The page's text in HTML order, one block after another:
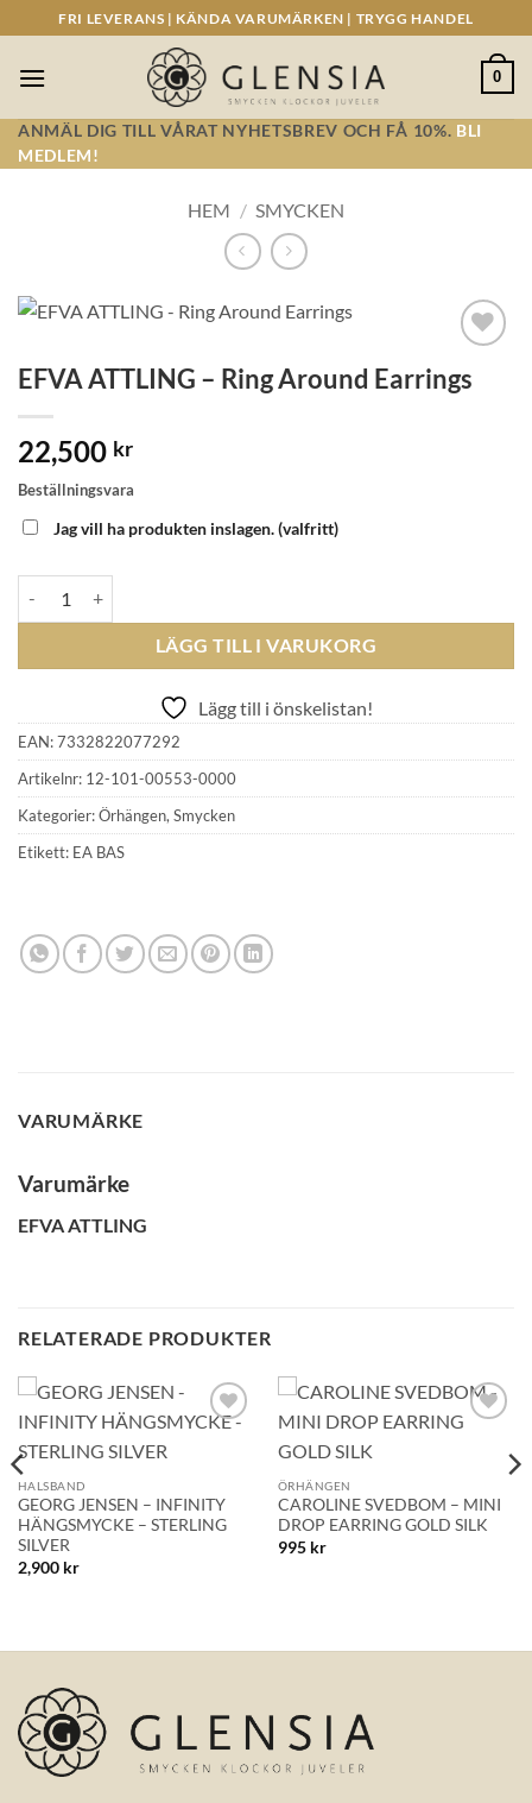
to
content
FRI LEVERANS | KÄNDA VARUMÄRKEN | TRYGG HANDEL
0
ANMÄL DIG TILL VÅRAT NYHETSBREV OCH FÅ 10%. BLI
MEDLEM!
HEM / SMYCKEN
Lägg till i
önskelistan!
EFVA ATTLING – Ring Around Earrings
22,500 kr
Beställningsvara
Jag vill ha produkten inslagen.(valfritt)
LÄGG TILL I VARUKORG
Lägg till i önskelistan!
EAN:7332822077292
Artikelnr: 12-101-00553-0000
Kategorier:Örhängen,Smycken
Etikett: EA BAS
VARUMÄRKE
Varumärke
EFVA ATTLING
RELATERADE PRODUKTER
HALSBAND
GEORG JENSEN – INFINITY
HÄNGSMYCKE – STERLING
SILVER
2,900 kr
ÖRHÄNGEN
CAROLINE SVEDBOM – MINI
DROP EARRING GOLD SILK
995 kr